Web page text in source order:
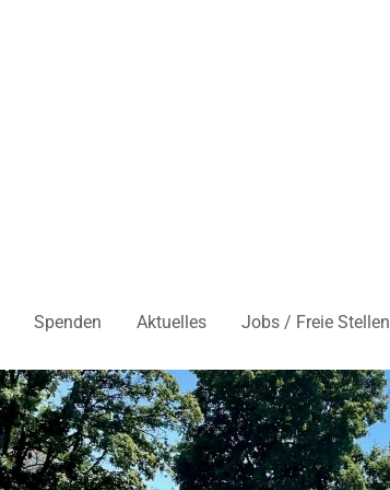
Spenden Aktuelles Jobs / Freie Stellen